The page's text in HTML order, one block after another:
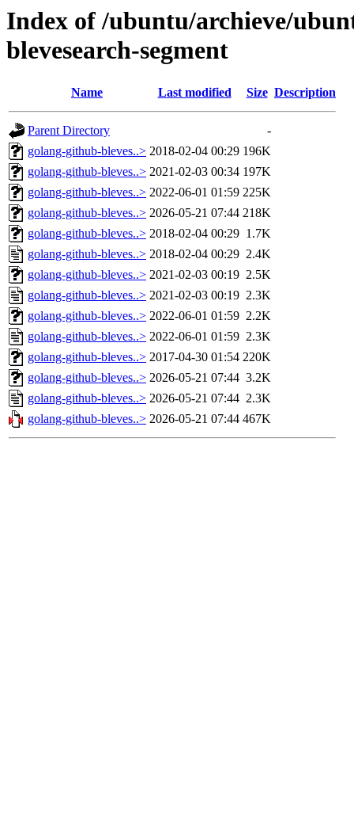
Index of /ubuntu/archieve/
blevesearch-segment
Name Last modified Size Description
Parent Directory
-
golang-github-bleves..> 2018-02-04 00:29 196K
golang-github-bleves..> 2021-02-03 00:34 197K
golang-github-bleves..> 2022-06-01 01:59 225K
golang-github-bleves..> 2026-05-21 07:44 218K
golang-github-bleves..> 2018-02-04 00:29 1.7K
golang-github-bleves..> 2018-02-04 00:29 2.4K
golang-github-bleves..> 2021-02-03 00:19 2.5K
golang-github-bleves..> 2021-02-03 00:19 2.3K
golang-github-bleves..> 2022-06-01 01:59 2.2K
golang-github-bleves..> 2022-06-01 01:59 2.3K
golang-github-bleves..> 2017-04-30 01:54 220K
golang-github-bleves..> 2026-05-21 07:44 3.2K
golang-github-bleves..> 2026-05-21 07:44 2.3K
golang-github-bleves..> 2026-05-21 07:44 467K